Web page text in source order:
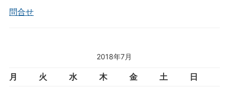
問合せ
2018年7月
月 火 水 木 金 土
日